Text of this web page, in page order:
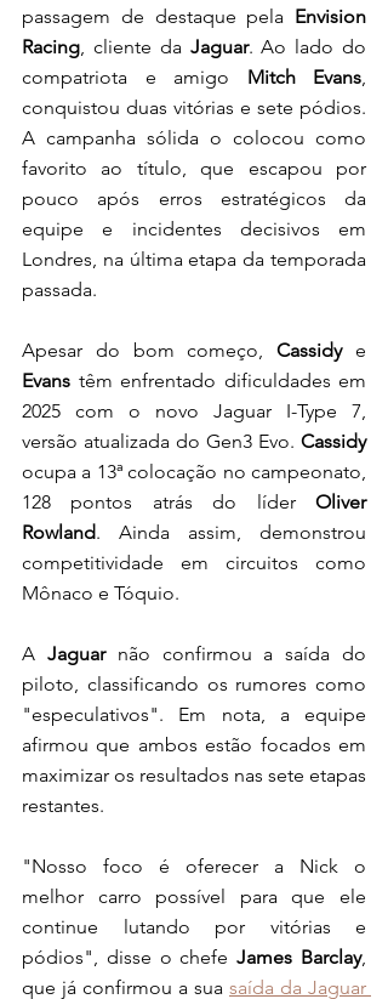
passagem de destaque pela Envision
Racing, cliente da Jaguar. Ao lado do
compatriota e amigo Mitch Evans,
conquistou duas vitórias e sete pódios.
A campanha sólida o colocou como
favorito ao título, que escapou por
pouco após erros estratégicos da
equipe e incidentes decisivos em
Londres, na última etapa da temporada
passada.
Apesar do bom começo, Cassidy
Evans têm enfrentado dificuldades em
2025 com o novo Jaguar I-Type 7,
versão atualizada do Gen3 Evo. Cassidy
ocupa a 13ª colocação no campeonato,
128 pontos atrás do líder Oliver
Rowland. Ainda assim, demonstrou
competitividade em circuitos como
Mônaco e Tóquio.
A Jaguar não confirmou a saída do
piloto, classificando os rumores como
"especulativos". Em nota, a equipe
afirmou que ambos estão focados em
maximizar os resultados nas sete etapas
restantes.
"Nosso foco é oferecer a Nick o
melhor carro possível para que ele
continue lutando por vitórias e
pódios", disse o chefe James Barclay,
que já confirmou a sua saída da Jaguar